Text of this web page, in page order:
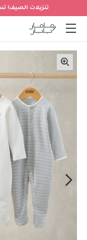
تنزيلات الصيف!